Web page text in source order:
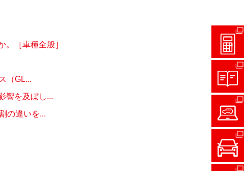
［車種全般］
（GL...
響を及ぼし...
の違いを...